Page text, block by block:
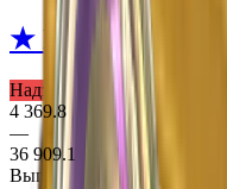
★ Moto Gloves
Надзвичайне Рукавички
4 369.8
—
36 909.1
Выпадает из 2 кейсів